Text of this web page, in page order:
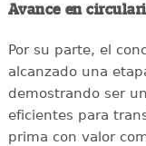
Avance en
Por su parte, el
alcanzado una
demostrando ser
eficientes para
prima con valor